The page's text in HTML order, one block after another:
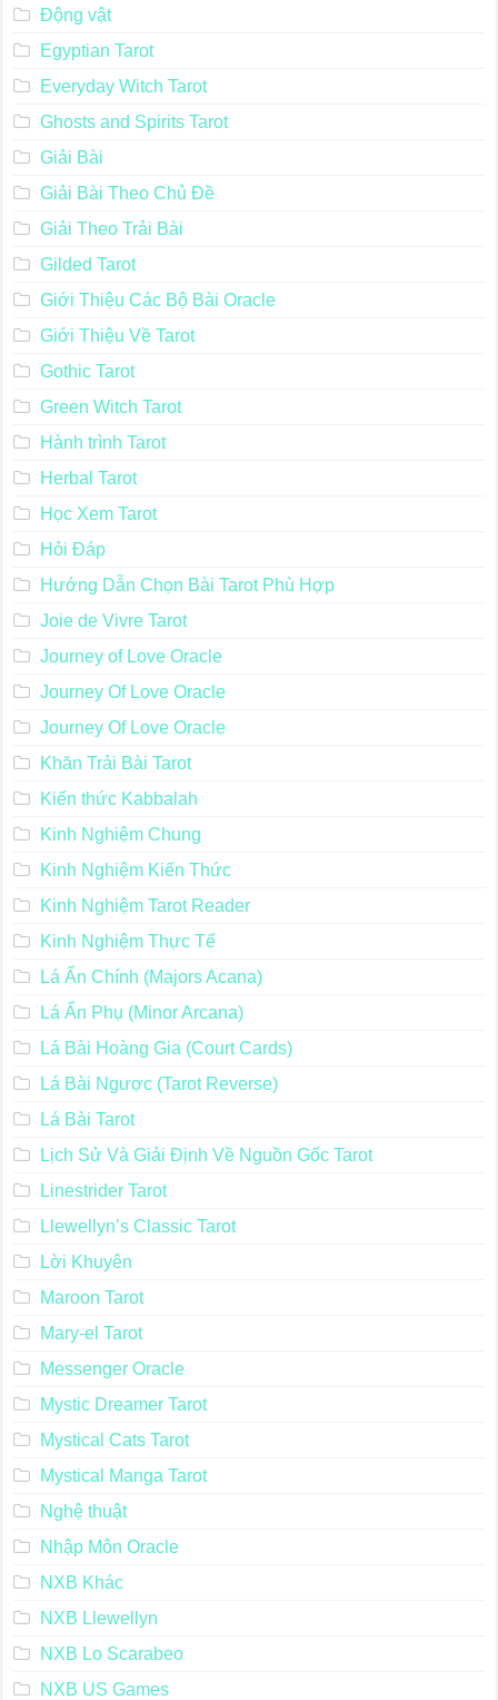
Động vật
Egyptian Tarot
Everyday Witch Tarot
Ghosts and Spirits Tarot
Giải Bài
Giải Bài Theo Chủ Đề
Giải Theo Trải Bài
Gilded Tarot
Giới Thiệu Các Bộ Bài Oracle
Giới Thiệu Về Tarot
Gothic Tarot
Green Witch Tarot
Hành trình Tarot
Herbal Tarot
Học Xem Tarot
Hỏi Đáp
Hướng Dẫn Chọn Bài Tarot Phù Hợp
Joie de Vivre Tarot
Journey of Love Oracle
Journey Of Love Oracle
Journey Of Love Oracle
Khăn Trải Bài Tarot
Kiến thức Kabbalah
Kinh Nghiệm Chung
Kinh Nghiệm Kiến Thức
Kinh Nghiệm Tarot Reader
Kinh Nghiệm Thực Tế
Lá Ẩn Chính (Majors Acana)
Lá Ẩn Phụ (Minor Arcana)
Lá Bài Hoàng Gia (Court Cards)
Lá Bài Ngược (Tarot Reverse)
Lá Bài Tarot
Lịch Sử Và Giải Định Về Nguồn Gốc Tarot
Linestrider Tarot
Llewellyn’s Classic Tarot
Lời Khuyên
Maroon Tarot
Mary-el Tarot
Messenger Oracle
Mystic Dreamer Tarot
Mystical Cats Tarot
Mystical Manga Tarot
Nghệ thuật
Nhập Môn Oracle
NXB Khác
NXB Llewellyn
NXB Lo Scarabeo
NXB US Games